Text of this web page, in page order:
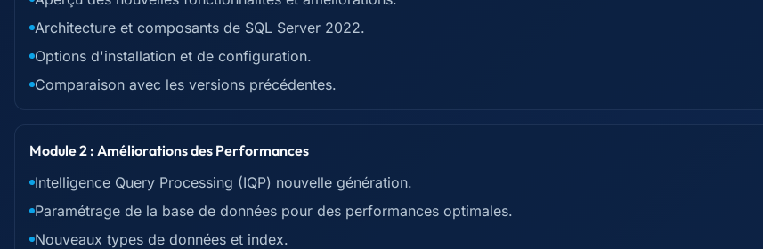
Architecture et composants de SQL Server 2022.
Options d'installation et de configuration.
Comparaison avec les versions précédentes.
Module 2 : Améliorations des Performances
Intelligence Query Processing (IQP) nouvelle génération.
Paramétrage de la base de données pour des performances optimales.
Nouveaux types de données et index.